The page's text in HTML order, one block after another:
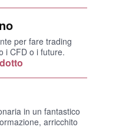
per fare trading
i CFD o i future.
in un fantastico
arricchito